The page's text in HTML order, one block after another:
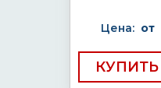
Цена: от
КУПИТЬ